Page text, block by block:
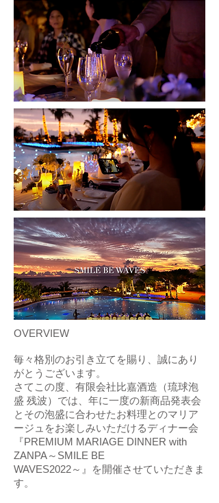
OVERVIEW
毎々格別のお引き立てを賜り、誠にあり
がとうございます。
さてこの度、有限会社比嘉酒造（琉球泡
盛 残波）では、年に一度の新商品発表会
とその泡盛に合わせたお料理とのマリア
ージュをお楽しみいただけるディナー会
『PREMIUM MARIAGE DINNER with
ZANPA～SMILE BE
WAVES2022～』を開催させていただきま
す。